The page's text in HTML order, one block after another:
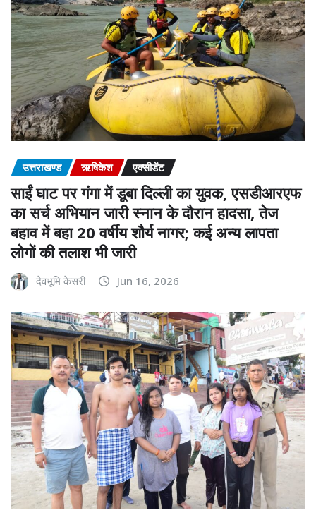
उत्तराखण्ड ऋषिकेश एक्सीडेंट
साईं घाट पर गंगा में डूबा दिल्ली का युवक, एसडीआरएफ
का सर्च अभियान जारी स्नान के दौरान हादसा, तेज
बहाव में बहा 20 वर्षीय शौर्य नागर; कई अन्य लापता
लोगों की तलाश भी जारी
देवभूमि केसरी Jun 16, 2026